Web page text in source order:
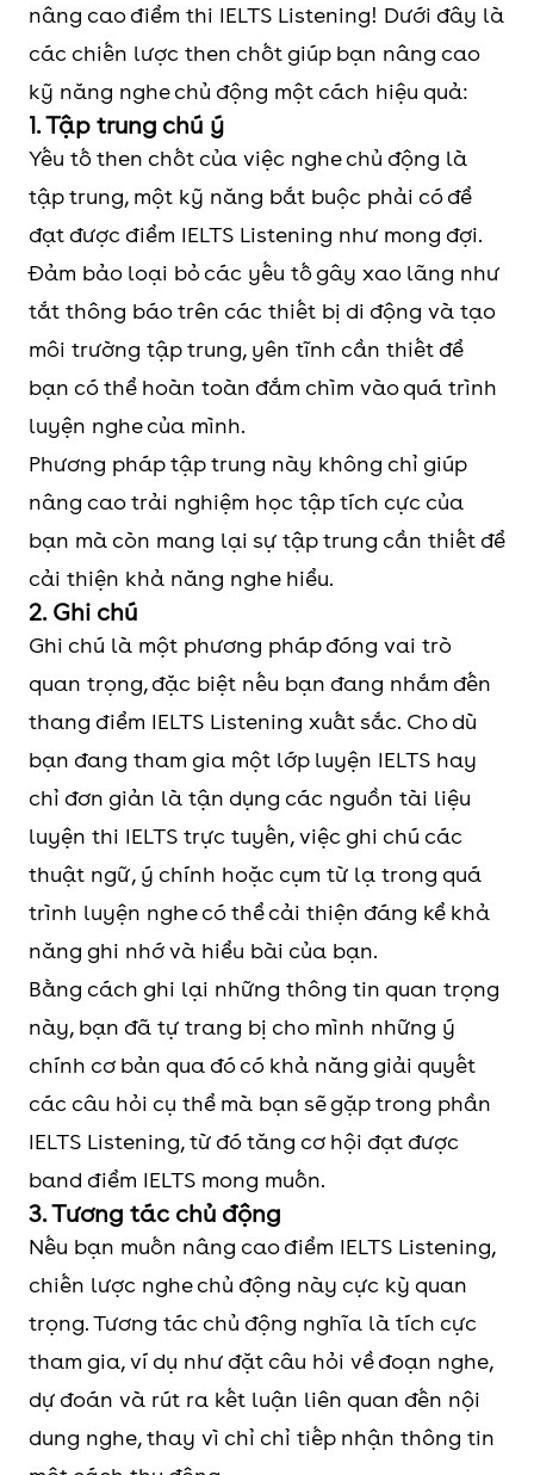
nâng cao điểm thi IELTS Listening! Dưới đây là
các chiến lược then chốt giúp bạn nâng cao
kỹ năng nghe chủ động một cách hiệu quả:
1. Tập trung chú ý
Yếu tố then chốt của việc nghe chủ động là
tập trung, một kỹ năng bắt buộc phải có để
đạt được điểm IELTS Listening như mong đợi.
Đảm bảo loại bỏ các yếu tố gây xao lãng như
tắt thông báo trên các thiết bị di động và tạo
môi trường tập trung, yên tĩnh cần thiết để
bạn có thể hoàn toàn đắm chìm vào quá trình
luyện nghe của mình.
Phương pháp tập trung này không chỉ giúp
nâng cao trải nghiệm học tập tích cực của
bạn mà còn mang lại sự tập trung cần thiết để
cải thiện khả năng nghe hiểu.
2. Ghi chú
Ghi chú là một phương pháp đóng vai trò
quan trọng, đặc biệt nếu bạn đang nhắm đến
thang điểm IELTS Listening xuất sắc. Cho dù
bạn đang tham gia một lớp luyện IELTS hay
chỉ đơn giản là tận dụng các nguồn tài liệu
luyện thi IELTS trực tuyến, việc ghi chú các
thuật ngữ, ý chính hoặc cụm từ lạ trong quá
trình luyện nghe có thể cải thiện đáng kể khả
năng ghi nhớ và hiểu bài của bạn.
Bằng cách ghi lại những thông tin quan trọng
này, bạn đã tự trang bị cho mình những ý
chính cơ bản qua đó có khả năng giải quyết
các câu hỏi cụ thể mà bạn sẽ gặp trong phần
IELTS Listening, từ đó tăng cơ hội đạt được
band điểm IELTS mong muốn.
3. Tương tác chủ động
Nếu bạn muốn nâng cao điểm IELTS Listening,
chiến lược nghe chủ động này cực kỳ quan
trọng. Tương tác chủ động nghĩa là tích cực
tham gia, ví dụ như đặt câu hỏi về đoạn nghe,
dự đoán và rút ra kết luận liên quan đến nội
dung nghe, thay vì chỉ chỉ tiếp nhận thông tin